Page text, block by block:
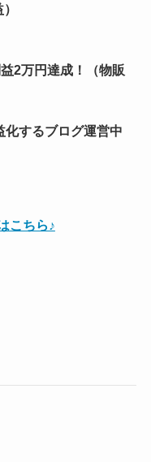
2万円達成！（物販
化するブログ運営中
こちら♪